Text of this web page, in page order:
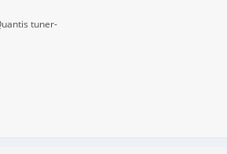
tuner-